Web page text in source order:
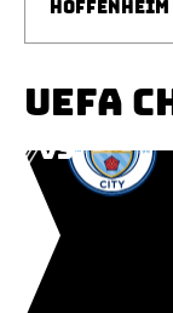
HOFFENHEIM
UEFA